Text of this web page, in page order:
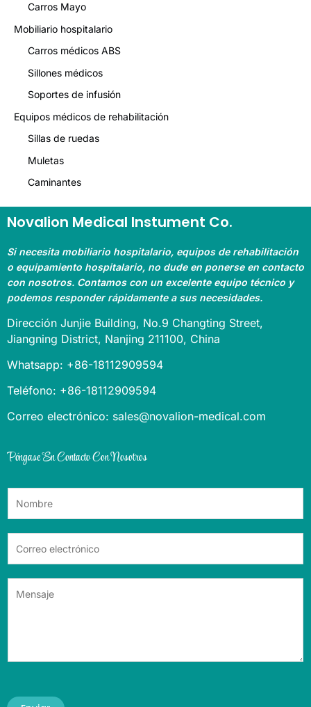
Carros Mayo
Mobiliario hospitalario
Carros médicos ABS
Sillones médicos
Soportes de infusión
Equipos médicos de rehabilitación
Sillas de ruedas
Muletas
Caminantes
Novalion Medical Instument Co.
Si necesita mobiliario hospitalario, equipos de rehabilitación
o equipamiento hospitalario, no dude en ponerse en contacto
con nosotros. Contamos con un excelente equipo técnico y
podemos responder rápidamente a sus necesidades.
Dirección Junjie Building, No.9 Changting Street,
Jiangning District, Nanjing 211100, China
Whatsapp: +86-18112909594
Teléfono: +86-18112909594
Correo electrónico: sales@novalion-medical.com
Póngase En Contacto Con Nosotros